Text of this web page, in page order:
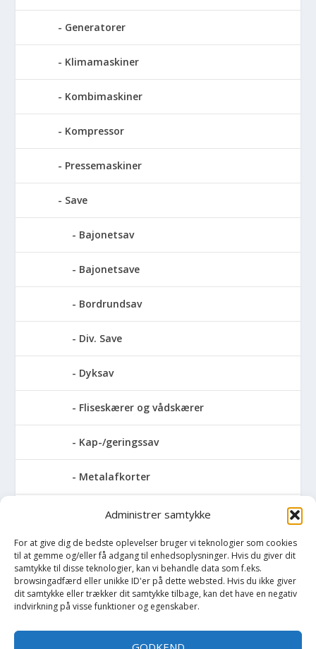
Administrer samtykke
For at give dig de bedste oplevelser bruger vi teknologier som cookies
til at gemme og/eller få adgang til enhedsoplysninger. Hvis du giver dit
samtykke til disse teknologier, kan vi behandle data som f.eks.
browsingadfærd eller unikke ID'er på dette websted. Hvis du ikke giver
dit samtykke eller trækker dit samtykke tilbage, kan det have en negativ
indvirkning på visse funktioner og egenskaber.
Generatorer
Klimamaskiner
Kombimaskiner
Kompressor
Pressemaskiner
Save
Bajonetsav
Bajonetsave
Bordrundsav
Div. Save
Dyksav
Fliseskærer og vådskærer
Kap-/geringssav
Metalafkorter
Rundsav
Stationære rundsave
Stiksave